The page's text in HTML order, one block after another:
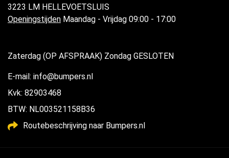
3223 LM HELLEVOETSLUIS
Openingstijden Maandag - Vrijdag 09:00 - 17:00
Zaterdag (OP AFSPRAAK) Zondag GESLOTEN
E-mail: info@bumpers.nl
Kvk: 82903468
BTW: NL003521158B36
Routebeschrijving naar Bumpers.nl